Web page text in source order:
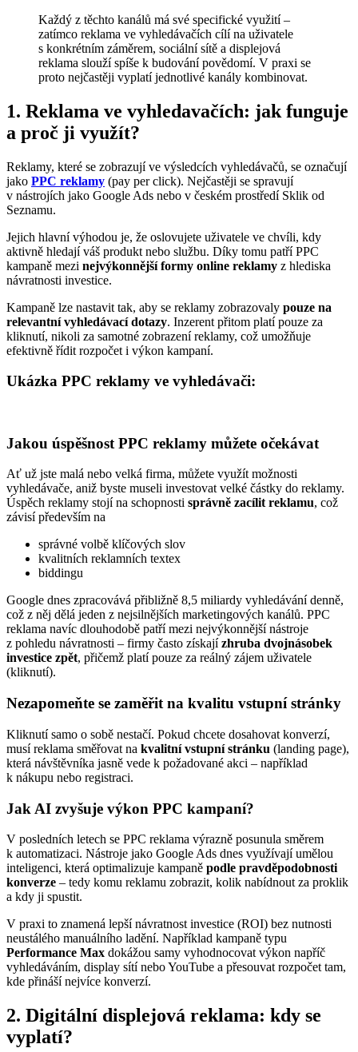
Každý z těchto kanálů má své specifické využití –
zatímco reklama ve vyhledávačích cílí na uživatele
s konkrétním záměrem, sociální sítě a displejová
reklama slouží spíše k budování povědomí. V praxi se
proto nejčastěji vyplatí jednotlivé kanály kombinovat.
1. Reklama ve vyhledavačích: jak funguje
a proč ji využít?
Reklamy, které se zobrazují ve výsledcích vyhledávačů, se označují
jako PPC reklamy (pay per click). Nejčastěji se spravují
v nástrojích jako Google Ads nebo v českém prostředí Sklik od
Seznamu.
Jejich hlavní výhodou je, že oslovujete uživatele ve chvíli, kdy
aktivně hledají váš produkt nebo službu. Díky tomu patří PPC
kampaně mezi nejvýkonnější formy online reklamy z hlediska
návratnosti investice.
Kampaně lze nastavit tak, aby se reklamy zobrazovaly pouze na
relevantní vyhledávací dotazy. Inzerent přitom platí pouze za
kliknutí, nikoli za samotné zobrazení reklamy, což umožňuje
efektivně řídit rozpočet i výkon kampaní.
Ukázka PPC reklamy ve vyhledávači:
Jakou úspěšnost PPC reklamy můžete očekávat
Ať už jste malá nebo velká firma, můžete využít možnosti
vyhledávače, aniž byste museli investovat velké částky do reklamy.
Úspěch reklamy stojí na schopnosti správně zacílit reklamu, což
závisí především na
správné volbě klíčových slov
kvalitních reklamních textex
biddingu
Google dnes zpracovává přibližně 8,5 miliardy vyhledávání denně,
což z něj dělá jeden z nejsilnějších marketingových kanálů. PPC
reklama navíc dlouhodobě patří mezi nejvýkonnější nástroje
z pohledu návratnosti – firmy často získají zhruba dvojnásobek
investice zpět, přičemž platí pouze za reálný zájem uživatele
(kliknutí).
Nezapomeňte se zaměřit na kvalitu vstupní stránky
Kliknutí samo o sobě nestačí. Pokud chcete dosahovat konverzí,
musí reklama směřovat na kvalitní vstupní stránku (landing page),
která návštěvníka jasně vede k požadované akci – například
k nákupu nebo registraci.
Jak AI zvyšuje výkon PPC kampaní?
V posledních letech se PPC reklama výrazně posunula směrem
k automatizaci. Nástroje jako Google Ads dnes využívají umělou
inteligenci, která optimalizuje kampaně podle pravděpodobnosti
konverze – tedy komu reklamu zobrazit, kolik nabídnout za proklik
a kdy ji spustit.
V praxi to znamená lepší návratnost investice (ROI) bez nutnosti
neustálého manuálního ladění. Například kampaně typu
Performance Max dokážou samy vyhodnocovat výkon napříč
vyhledáváním, display sítí nebo YouTube a přesouvat rozpočet tam,
kde přináší nejvíce konverzí.
2. Digitální displejová reklama: kdy se
vyplatí?